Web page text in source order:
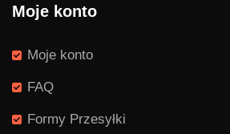
Moje konto
Moje konto
FAQ
Formy Przesyłki